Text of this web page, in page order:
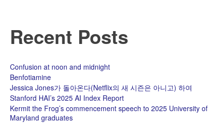
Recent Posts
Confusion at noon and midnight
Benfotiamine
Jessica Jones가 돌아온다(Netflix의 새 시즌은 아니고) 하여
Stanford HAI’s 2025 AI Index Report
Kermit the Frog’s commencement speech to 2025 University of
Maryland graduates